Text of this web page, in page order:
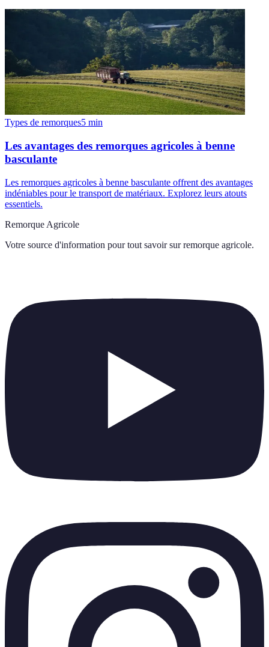
Types de remorques5 min
Les avantages des remorques agricoles à benne
basculante
Les remorques agricoles à benne basculante offrent des avantages
indéniables pour le transport de matériaux. Explorez leurs atouts
essentiels.
Remorque Agricole
Votre source d'information pour tout savoir sur remorque agricole.